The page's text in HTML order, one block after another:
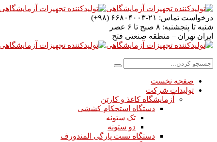
درخواست تماس: ۲۱-۶۶۸۰۴۰۰۳ (۹۸+)
شنبه تا پنجشنبه: ۸ صبح تا ۶ عصر
ایران تهران – منطقه صنعتی فتح
صفحه نخست
تولیدات شرکت
آزمایشگاه کاغذ و کارتن
دستگاه استحکام کششی
تک ستونه
دو ستونه
دستگاه تست پارگی المندورف